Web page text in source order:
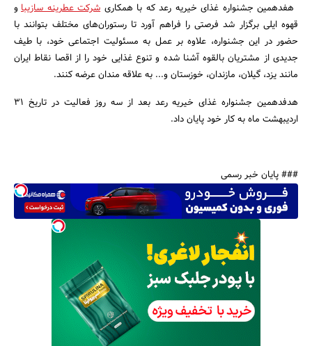
هفدهمین جشنواره غذای خیریه رعد که با همکاری شرکت عطرینه سازیباو
قهوه ایلی برگزار شد فرصتی را فراهم آورد تا رستوران‌های مختلف بتوانند با
حضور در این جشنواره، علاوه بر عمل به مسئولیت اجتماعی خود، با طیف
جدیدی از مشتریان بالقوه آشنا شده و تنوع غذایی خود را از اقصا نقاط ایران
مانند یزد، گیلان، مازندان، خوزستان و... به علاقه مندان عرضه کنند.
هدفدهمین جشنواره غذای خیریه رعد بعد از سه روز فعالیت در تاریخ 31
اردیبهشت ماه به کار خود پایان داد.
### پایان خبر رسمی